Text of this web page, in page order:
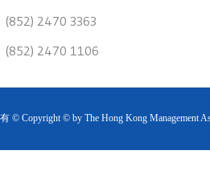
2470 3363
2470 1106
© Copyright © by The Hong Kong Management